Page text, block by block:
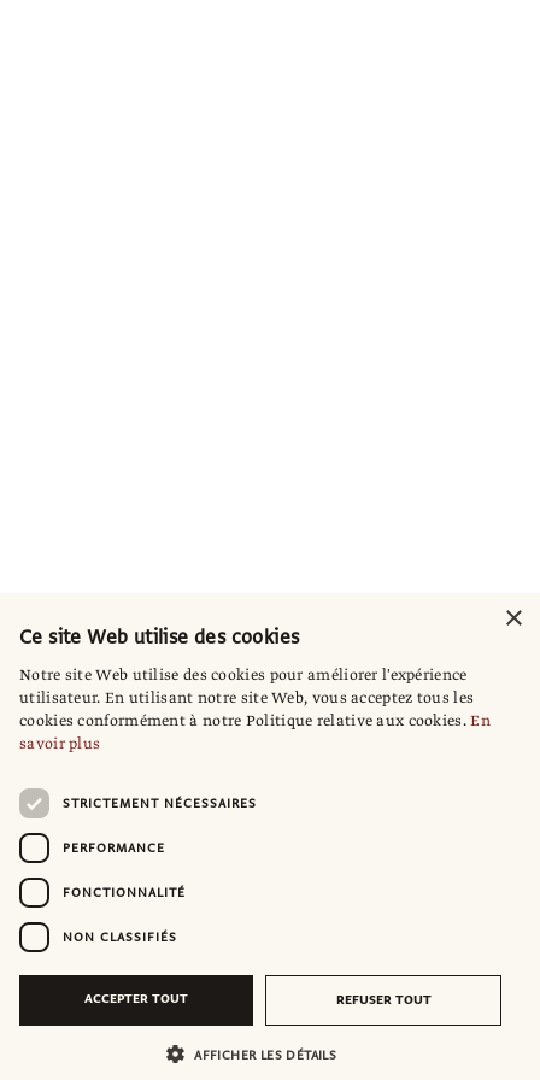
×
Ce site Web utilise des cookies
Notre site Web utilise des cookies pour améliorer l'expérience
utilisateur. En utilisant notre site Web, vous acceptez tous les
cookies conformément à notre Politique relative aux cookies.En
savoir plus
STRICTEMENT NÉCESSAIRES
PERFORMANCE
FONCTIONNALITÉ
NON CLASSIFIÉS
ACCEPTER TOUT REFUSER TOUT
AFFICHER LES DÉTAILS